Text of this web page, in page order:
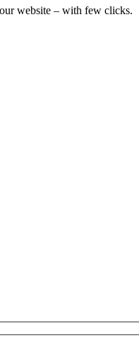
website – with few clicks.